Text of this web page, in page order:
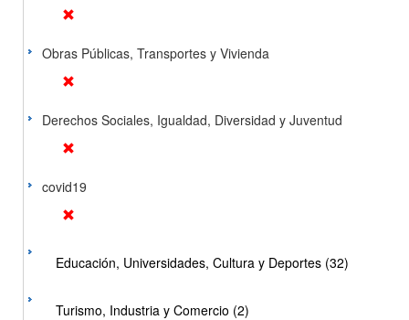
Obras Públicas, Transportes y Vivienda
Derechos Sociales, Igualdad, Diversidad y Juventud
covid19
Educación, Universidades, Cultura y Deportes (32)
Turismo, Industria y Comercio (2)